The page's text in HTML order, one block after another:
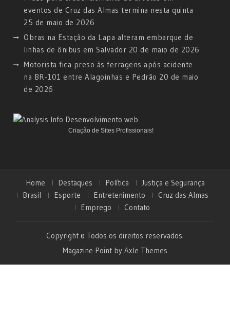
eventos de Cruz das Almas termina nesta quinta
25 de maio de 2026
Obras na Estação da Lapa alteram embarque de
linhas de ônibus em Salvador 20 de maio de 2026
Motorista fica preso às ferragens após acidente
na BR-101 entre Alagoinhas e Pedrão 20 de maio
de 2026
Criação de Sites Profissionais!
Home Destaques Política
Justiça e Segurança
Brasil
Esporte Entretenimento
Cruz das Almas
Emprego
Contato
Copyright © Todos os direitos reservados.
Magazine Point by Axle Themes